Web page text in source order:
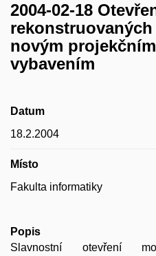
2004-02-18
novým
vybavením
Datum
18.2.2004
Místo
Fakulta informatiky
Popis
Slavnostní otevření